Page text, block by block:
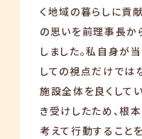
く地域の暮らしに貢
の思いを前理事長か
しました。私自身が
しての視点だけでは
施設全体を良くして
き受けしたため、根
考えて行動すること